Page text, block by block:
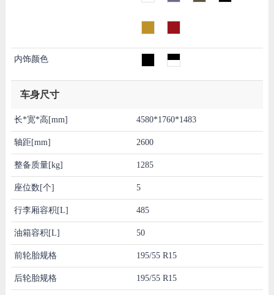
内饰颜色
车身尺寸
长*宽*高[mm] 4580*1760*1483
轴距[mm] 2600
整备质量[kg] 1285
座位数[个] 5
行李厢容积[L] 485
油箱容积[L] 50
前轮胎规格 195/55 R15
后轮胎规格 195/55 R15